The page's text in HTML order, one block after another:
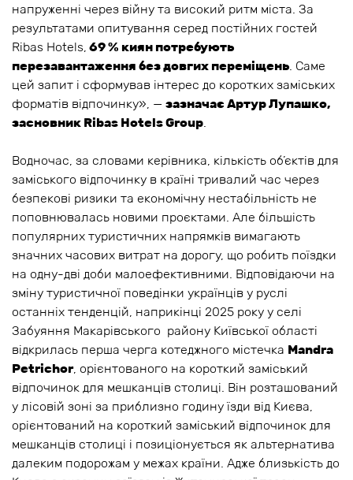
напруженні через війну та високий ритм міста. За
результатами опитування серед постійних гостей
Ribas Hotels, 69 % киян потребують
перезавантаження без довгих переміщень . Саме
цей запит і сформував інтерес до коротких заміських
форматів відпочинку», — зазначає Артур Лупашко,
засновник Ribas Hotels Group
Водночас, за словами керівника, кількість об’єктів для
заміського відпочинку в країні тривалий час через
безпекові ризики та економічну нестабільність не
поповнювалась новими проєктами. Але більшість
популярних туристичних напрямків вимагають
значних часових витрат на дорогу, що робить поїздки
на одну-дві доби малоефективними. Відповідаючи на
зміну туристичної поведінки українців у руслі
останніх тенденцій, наприкінці 2025 року у селі
Забуяння Макарівського району Київської області
відкрилась перша черга котеджного містечка Mandra
Petrichor, орієнтованого на короткий заміський
відпочинок для мешканців столиці. Він розташований
у лісовій зоні за приблизно годину їзди від Києва,
орієнтований на короткий заміський відпочинок для
мешканців столиці і позиціонується як альтернатива
далеким подорожам у межах країни. Адже близькість до